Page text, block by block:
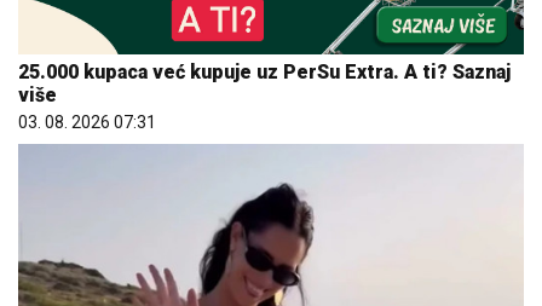
25.000 kupaca već kupuje uz PerSu Extra. A ti? Saznaj
više
03. 08. 2026 07:31